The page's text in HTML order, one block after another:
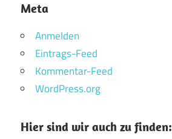
Meta
Anmelden
Eintrags-Feed
Kommentar-Feed
WordPress.org
Hier sind wir auch zu finden: